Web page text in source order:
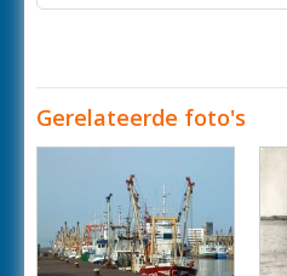
Gerelateerde foto's